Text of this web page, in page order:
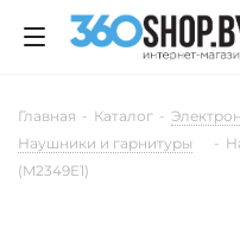
Главная - Каталог -
Наушники и гарнитуры
-
(M2349E1)